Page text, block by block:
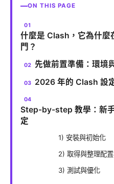
ON THIS PAGE
什麼是 Clash，它為什麼
門？
先做前置準備：環境
2026 年的 Clash 設
Step-by-step 教學：新
定
1) 安裝與初始化
2) 取得與整理配
3) 測試與優化